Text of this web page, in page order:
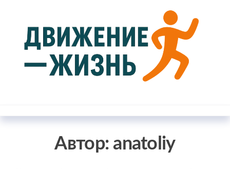
содержимому
Автор: anatoliy